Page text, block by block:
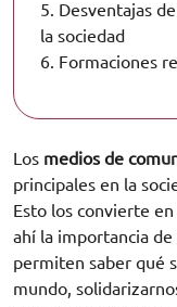
5. Desventajas
la sociedad
6. Formaciones
Los medios de
principales en la
Esto los convierte
ahí la importancia
permiten saber qué
mundo,